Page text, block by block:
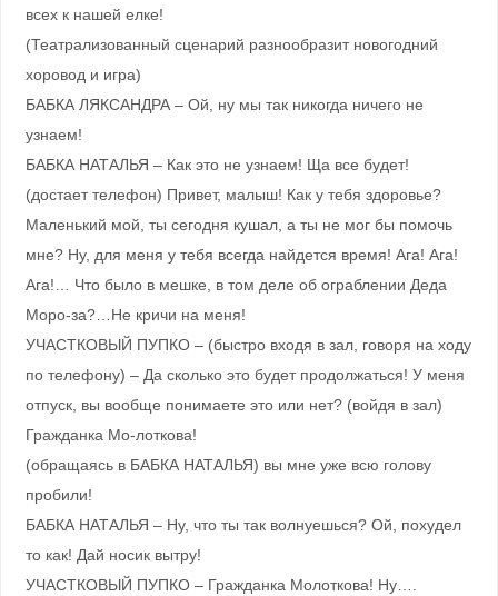
всех к нашей елке!
(Театрализованный сценарий разнообразит новогодний
хоровод и игра)
БАБКА ЛЯКСАНДРА – Ой, ну мы так никогда ничего не
узнаем!
БАБКА НАТАЛЬЯ – Как это не узнаем! Ща все будет!
(достает телефон) Привет, малыш! Как у тебя здоровье?
Маленький мой, ты сегодня кушал, а ты не мог бы помочь
мне? Ну, для меня у тебя всегда найдется время! Ага! Ага!
Ага!… Что было в мешке, в том деле об ограблении Деда
Моро-за?…Не кричи на меня!
УЧАСТКОВЫЙ ПУПКО – (быстро входя в зал, говоря на ходу
по телефону) – Да сколько это будет продолжаться! У меня
отпуск, вы вообще понимаете это или нет? (войдя в зал)
Гражданка Мо-лоткова!
(обращаясь в БАБКА НАТАЛЬЯ) вы мне уже всю голову
пробили!
БАБКА НАТАЛЬЯ – Ну, что ты так волнуешься? Ой, похудел
то как! Дай носик вытру!
УЧАСТКОВЫЙ ПУПКО – Гражданка Молоткова! Ну….